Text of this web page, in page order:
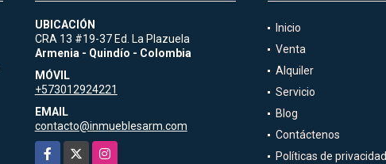
UBICACIÓN
CRA 13 #19-37 Ed. La Plazuela
Armenia - Quindío - Colombia
MÓVIL
+573012924221
EMAIL
contacto@inmueblesarm.com
Facebook
Instagram
Inicio
Venta
Alquiler
Servicio
Blog
Contáctenos
Políticas de privacidad